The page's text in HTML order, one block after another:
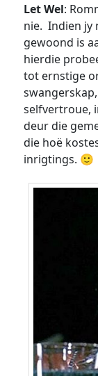
Let Wel:
nie. Indien jy
gewoond is
hierdie
tot ernstige
selfvertroue,
deur die
die hoë
inrigtings. 🙂